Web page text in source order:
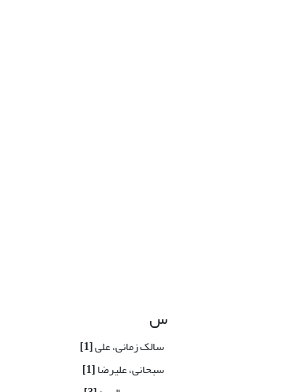
س
سالک زمانی، علی[1]
سبحانی، علیرضا[1]